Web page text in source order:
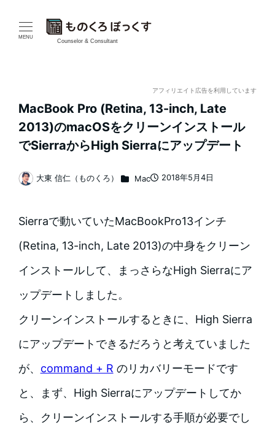
MENU
Counselor & Consultant
アフィリエイト広告を利用しています
MacBook Pro (Retina, 13-inch, Late
2013)のmacOSをクリーンインストール
でSierraからHigh Sierraにアップデート
2018年5月4日
著
大東 信仁（ものくろ） カテゴリー
Mac
Sierraで動いていたMacBookPro13インチ
(Retina, 13-inch, Late 2013)の中身をクリーン
インストールして、まっさらなHigh Sierraにア
ップデートしました。
クリーンインストールするときに、High Sierra
にアップデートできるだろうと考えていました
が、 command + R のリカバリーモードです
と、まず、High Sierraにアップデートしてか
ら、クリーンインストールする手順が必要でし